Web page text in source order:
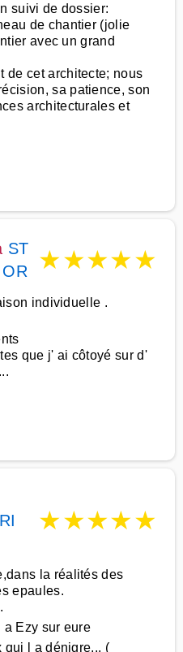
suivi de dossier:
de chantier (jolie
avec un grand
de cet architecte; nous
sa patience, son
architecturales et
ST
★★★★★
individuelle .
que j' ai côtoyé sur d'
★★★★★
la réalités des
epaules.
a Ezy sur eure
qui l a dénigre... (